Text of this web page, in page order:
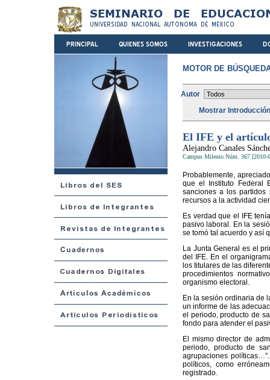
MOTOR DE
Autor
Mostrar
El IFE y el
Alejandro Canales
Campus Milenio Núm. 367 [2010-
Probablemente,
que el Instituto Federal
sanciones a los partidos
recursos a la actividad
Es verdad que el IFE
pasivo laboral. En la
se tomó tal acuerdo y así
La Junta General es el
del IFE. En el
los titulares de las
procedimientos
organismo electoral.
En la sesión ordinaria de
un informe de las
el periodo, producto de
fondo para atender el
El mismo director de
periodo, producto de
agrupaciones
políticos, como
registrado.